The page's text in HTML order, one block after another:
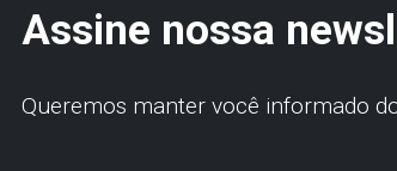
Assine nossa
Queremos manter você informado